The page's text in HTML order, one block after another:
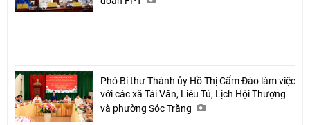
Phó Bí thư Thành ủy Hồ Thị Cẩm Đào làm việc
với các xã Tài Văn, Liêu Tú, Lịch Hội Thượng
và phường Sóc Trăng